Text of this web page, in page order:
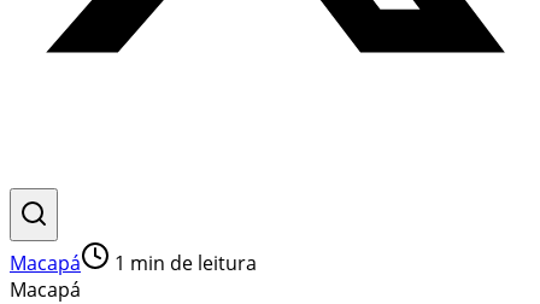
Macapá 1 min de leitura
Macapá